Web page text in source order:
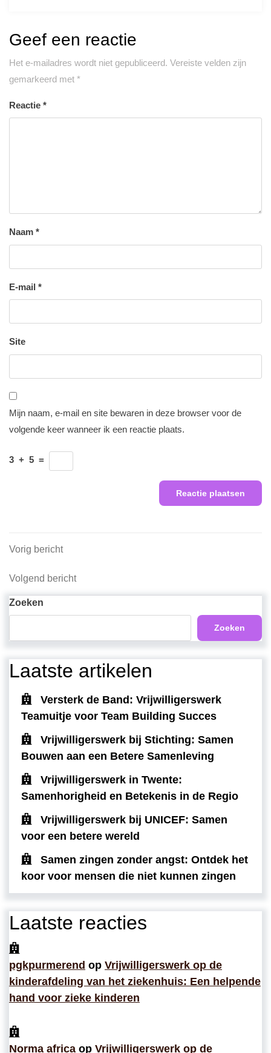
Geef een reactie
Het e-mailadres wordt niet gepubliceerd. Vereiste velden zijn
gemarkeerd met *
Reactie *
Naam *
E-mail *
Site
Mijn naam, e-mail en site bewaren in deze browser voor de
volgende keer wanneer ik een reactie plaats.
3 + 5 =
Berichtnavigatie
Vorig
Vorig bericht
Volgend
Volgend bericht
Zoeken
Zoeken
Laatste artikelen
Versterk de Band: Vrijwilligerswerk
Teamuitje voor Team Building Succes
Vrijwilligerswerk bij Stichting: Samen
Bouwen aan een Betere Samenleving
Vrijwilligerswerk in Twente:
Samenhorigheid en Betekenis in de Regio
Vrijwilligerswerk bij UNICEF: Samen
voor een betere wereld
Samen zingen zonder angst: Ontdek het
koor voor mensen die niet kunnen zingen
Laatste reacties
pgkpurmerend op Vrijwilligerswerk op de
kinderafdeling van het ziekenhuis: Een helpende
hand voor zieke kinderen
Norma africa op Vrijwilligerswerk op de